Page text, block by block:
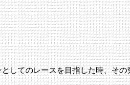
してのレースを目指した時、そ